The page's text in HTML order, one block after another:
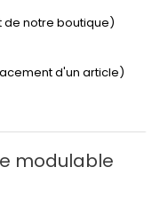
de notre boutique)
d'un article)
modulable